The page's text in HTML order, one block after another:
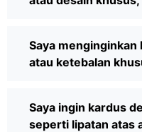
Saya menginginkan
atau ketebalan
Saya ingin kardus
seperti lipatan atas